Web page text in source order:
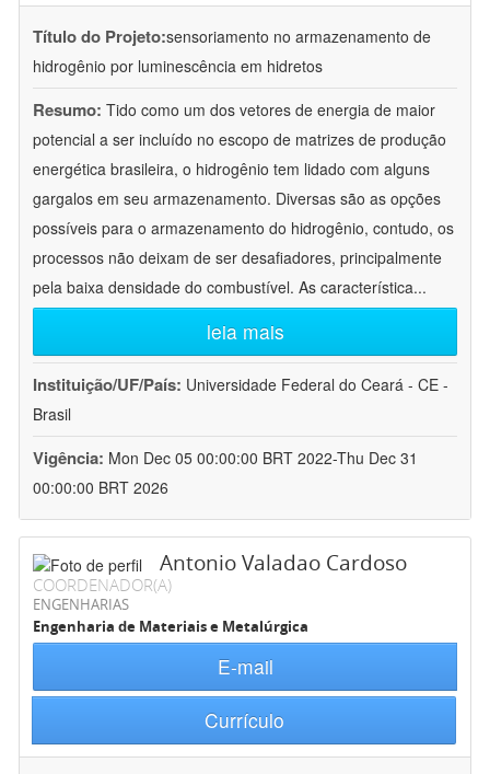
Título do Projeto:sensoriamento no armazenamento de
hidrogênio por luminescência em hidretos
Resumo: Tido como um dos vetores de energia de maior
potencial a ser incluído no escopo de matrizes de produção
energética brasileira, o hidrogênio tem lidado com alguns
gargalos em seu armazenamento. Diversas são as opções
possíveis para o armazenamento do hidrogênio, contudo, os
processos não deixam de ser desafiadores, principalmente
pela baixa densidade do combustível. As característica...
leia mais
Instituição/UF/País: Universidade Federal do Ceará - CE -
Brasil
Vigência: Mon Dec 05 00:00:00 BRT 2022-Thu Dec 31
00:00:00 BRT 2026
Antonio Valadao Cardoso
COORDENADOR(A)
ENGENHARIAS
Engenharia de Materiais e Metalúrgica
E-mail
Currículo